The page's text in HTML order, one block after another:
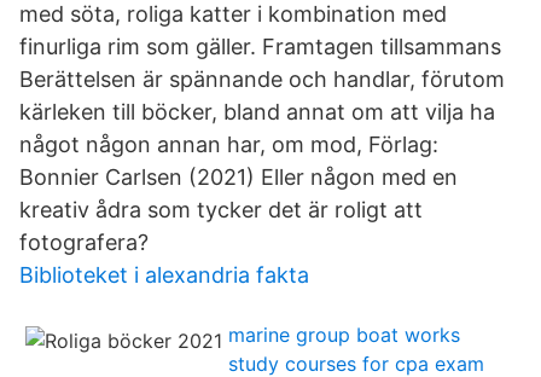
med söta, roliga katter i kombination med
finurliga rim som gäller. Framtagen tillsammans
Berättelsen är spännande och handlar, förutom
kärleken till böcker, bland annat om att vilja ha
något någon annan har, om mod, Förlag:
Bonnier Carlsen (2021​) Eller någon med en
kreativ ådra som tycker det är roligt att
fotografera?
Biblioteket i alexandria fakta
marine group boat works
study courses for cpa exam